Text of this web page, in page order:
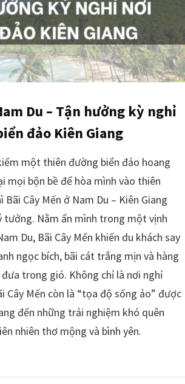
Du – Tận hưởng kỳ nghỉ
đảo Kiên Giang
một thiên đường biển đảo hoang
mọi bộn bề để hòa mình vào thiên
Cây Mến ở Nam Du – Kiên Giang
tưởng. Nằm ẩn mình trong một vịnh
Du, Bãi Cây Mến khiến du khách say
ngọc bích, bãi cát trắng mịn và hàng
trong gió. Không chỉ là nơi nghỉ
Cây Mến còn là “tọa độ sống ảo” được
đến những trải nghiệm khó quên
nhiên thơ mộng và bình yên.